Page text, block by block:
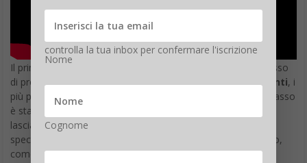
Il primo passo è stato utilizzare un algoritmo che ha permesso
di progettare al computer
migliaia di possibili robot viventi, i
più promettenti dei quali sono stati selezionati. Il secondo passo
è stato prelevare le cellule staminali dagli embrioni di rana e
lasciarle in incubazione perché si moltiplicassero,
specializzandosi e dando così origine a tessuti di tipo diverso,
come quelli di pelle e muscolo cardiaco.
controlla la tua inbox per confermare l'iscrizione
Nome
Cognome